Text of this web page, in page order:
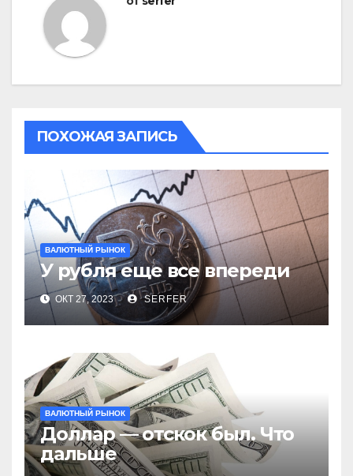
ПОХОЖАЯ ЗАПИСЬ
ВАЛЮТНЫЙ РЫНОК
У рубля еще все впереди
ОКТ 27, 2023 SERFER
ВАЛЮТНЫЙ РЫНОК
Доллар — отскок был. Что
дальше